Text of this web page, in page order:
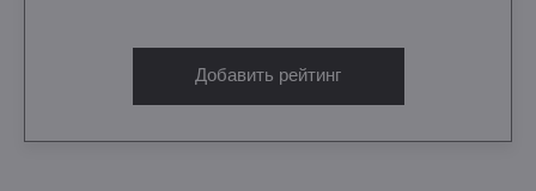
Добавить рейтинг